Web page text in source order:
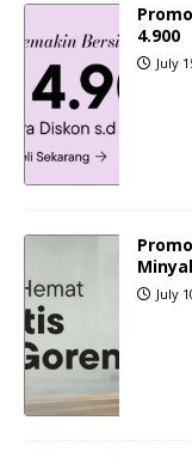
4.900
July
July